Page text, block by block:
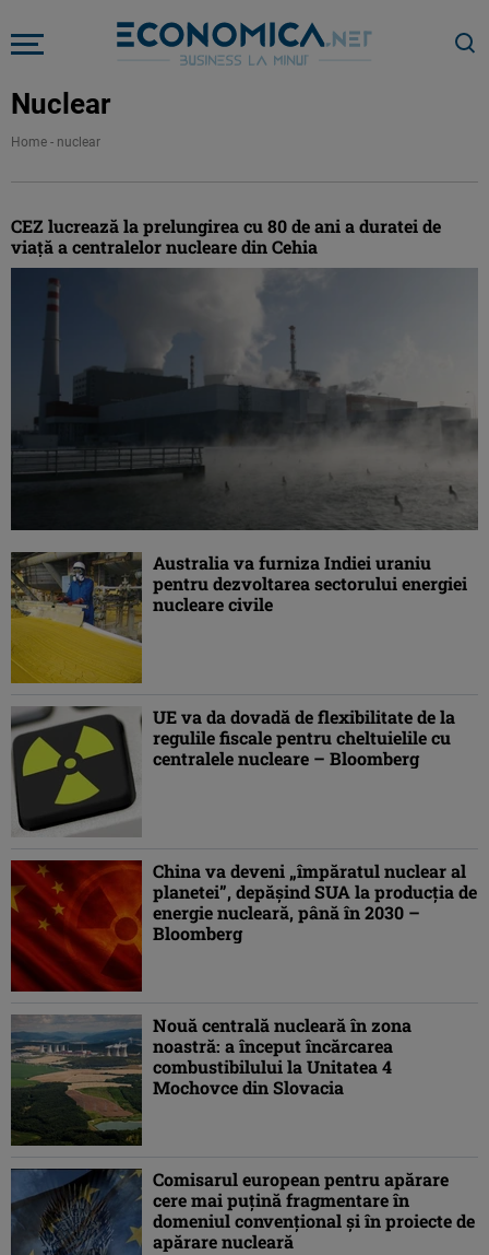
Nuclear
Home - nuclear
CEZ lucrează la prelungirea cu 80 de ani a duratei de
viață a centralelor nucleare din Cehia
Australia va furniza Indiei uraniu
pentru dezvoltarea sectorului energiei
nucleare civile
UE va da dovadă de flexibilitate de la
regulile fiscale pentru cheltuielile cu
centralele nucleare – Bloomberg
China va deveni „împăratul nuclear al
planetei”, depășind SUA la producţia de
energie nucleară, până în 2030 –
Bloomberg
Nouă centrală nucleară în zona
noastră: a început încărcarea
combustibilului la Unitatea 4
Mochovce din Slovacia
Comisarul european pentru apărare
cere mai puţină fragmentare în
domeniul convenţional şi în proiecte de
apărare nucleară